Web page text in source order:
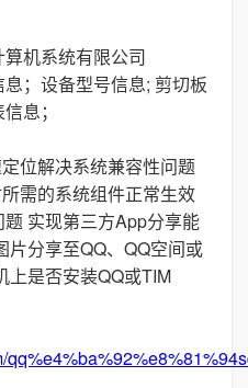
机系统有限公司
；设备型号信息; 剪切板
息；
位解决系统兼容性问题
需的系统组件正常生效
实现第三方App分享能
片分享至QQ、QQ空间或
上是否安装QQ或TIM